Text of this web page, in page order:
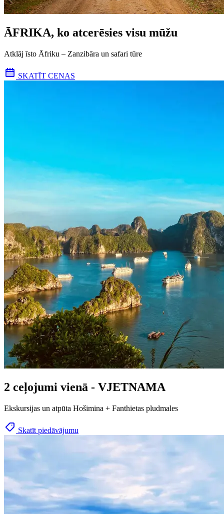
ĀFRIKA, ko atcerēsies visu mūžu
Atklāj īsto Āfriku – Zanzibāra un safari tūre
SKATĪT CENAS
2 ceļojumi vienā - VJETNAMA
Ekskursijas un atpūta Hošimina + Fanthietas pludmales
Skatīt piedāvājumu